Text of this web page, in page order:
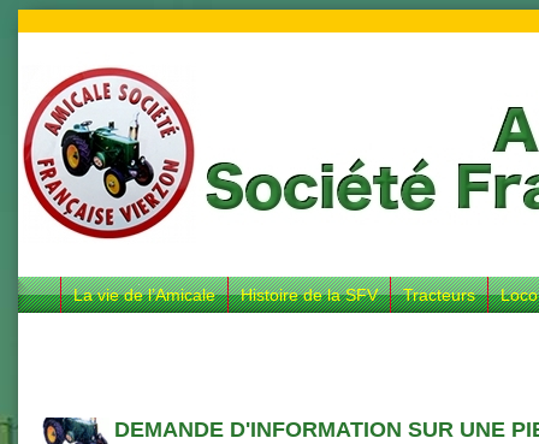
La vie de l’Amicale Histoire de la SFV Tracteurs
DEMANDE D'INFORMATION SUR UNE